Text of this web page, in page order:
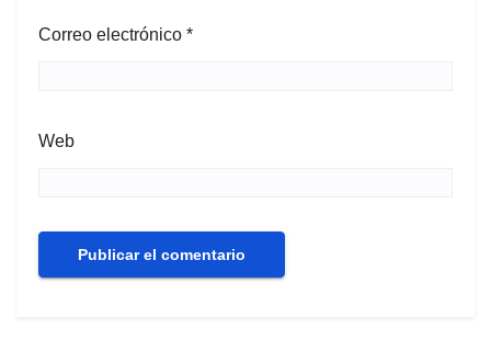
Correo electrónico *
Web